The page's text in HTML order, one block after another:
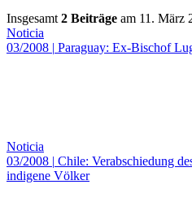
Insgesamt 2 Beiträge am 11. März
Noticia
03/2008 | Paraguay: Ex-Bischof
Noticia
03/2008 | Chile: Verabschiedung
indigene Völker